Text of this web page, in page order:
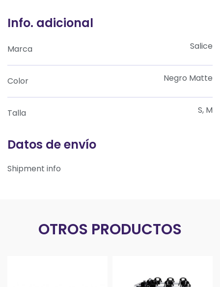
Info. adicional
Marca Salice
Color Negro Matte
Talla S, M
Datos de envío
Shipment info
OTROS PRODUCTOS